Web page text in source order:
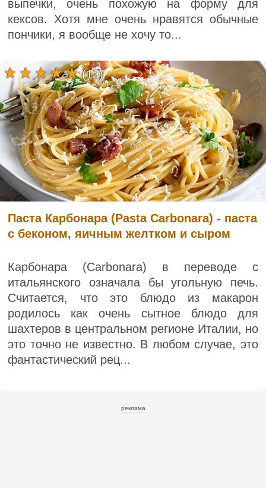
выпечки, очень похожую на форму для
кексов. Хотя мне очень нравятся обычные
пончики, я вообще не хочу то...
Паста Карбонара (Pasta Carbonara) - паста
с беконом, яичным желтком и сыром
Карбонара (Carbonara) в переводе с
итальянского означала бы угольную печь.
Считается, что это блюдо из макарон
родилось как очень сытное блюдо для
шахтеров в центральном регионе Италии, но
это точно не известно. В любом случае, это
фантастический рец...
(13)
реклама